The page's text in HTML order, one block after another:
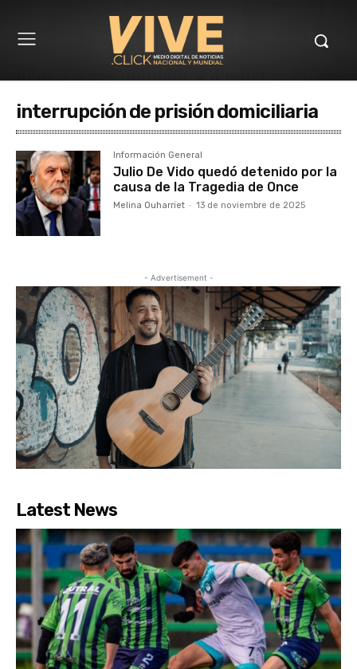
interrupción de prisión domiciliaria
Información General
Julio De Vido quedó detenido por la
causa de la Tragedia de Once
Melina Ouharriet - 13 de noviembre de 2025
- Advertisement -
Latest News